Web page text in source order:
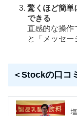
驚くほど簡単
できる
直感的な操作
と「メッセー
＜Stockの口コ